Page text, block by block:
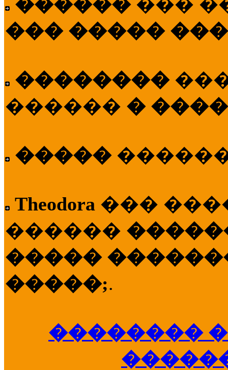
��� �����
��������
������ �
�����
Theodora ���
������
�����
�����;.
��������